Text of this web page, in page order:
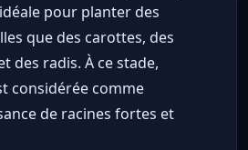
pour planter des
que des carottes, des
des radis. À ce stade,
considérée comme
de racines fortes et